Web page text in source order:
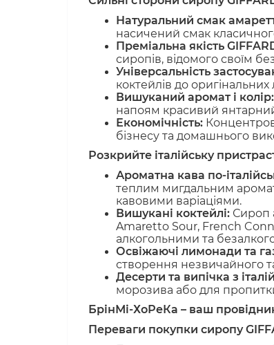
Натуральний смак
насичений смак
Преміальна якість
сиропів, відомого своїм
Універсальність
коктейлів до оригінальних
Вишуканий аромат і колір:
напоям красивий
Економічність:
бізнесу та домашнього
Розкрийте італійську
Ароматна кава по-
теплим мигдальним
кавовими варіаціями.
Вишукані коктейлі: Сироп
Amaretto Sour, French
алкогольними та
Освіжаючі лимонади та
створення незвичайного
Десерти та випічка з
морозива або для
БрінМі-ХоРеКа – ваш
Переваги покупки сиропу